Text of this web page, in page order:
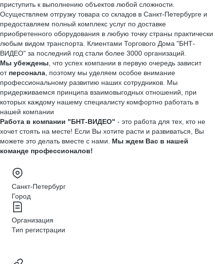
приступить к выполнению объектов любой сложности.
Осуществляем отгрузку товара со складов в Санкт-Петербурге и
предоставляем полный комплекс услуг по доставке
приобретенного оборудования в любую точку страны практически
любым видом транспорта. Клиентами Торгового Дома "БНТ-
ВИДЕО" за последний год стали более 3000 организаций.
Мы убеждены , что успех компании в первую очередь зависит
от персонала , поэтому мы уделяем особое внимание
профессиональному развитию наших сотрудников. Мы
придерживаемся принципа взаимовыгодных отношений, при
которых каждому нашему специалисту комфортно работать в
нашей компании
Работа в компании "БНТ-ВИДЕО" - это работа для тех, кто не
хочет стоять на месте! Если Вы хотите расти и развиваться, Вы
можете это делать вместе с нами. Мы ждем Вас в нашей
команде профессионалов!
Санкт-Петербург
Город
Организация
Тип регистрации